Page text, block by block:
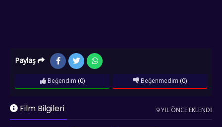
Paylaş
Beğendim (0) Beğenmedim (0)
Film Bilgileri 9 YIL ÖNCE EKLENDI